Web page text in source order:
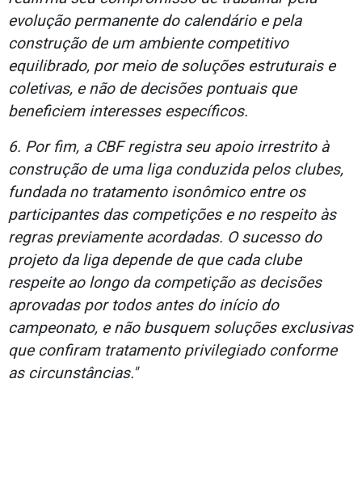
evolução permanente do calendário e pela
construção de um ambiente competitivo
equilibrado, por meio de soluções estruturais e
coletivas, e não de decisões pontuais que
beneficiem interesses específicos.
6. Por fim, a CBF registra seu apoio irrestrito à
construção de uma liga conduzida pelos clubes,
fundada no tratamento isonômico entre os
participantes das competições e no respeito às
regras previamente acordadas. O sucesso do
projeto da liga depende de que cada clube
respeite ao longo da competição as decisões
aprovadas por todos antes do início do
campeonato, e não busquem soluções exclusivas
que confiram tratamento privilegiado conforme
as circunstâncias."